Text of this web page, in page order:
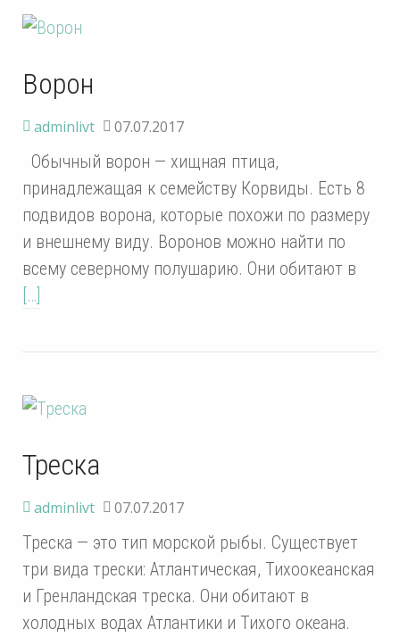
Ворон
adminlivt 07.07.2017
Обычный ворон — хищная птица,
принадлежащая к семейству Корвиды. Есть 8
подвидов ворона, которые похожи по размеру
и внешнему виду. Воронов можно найти по
всему северному полушарию. Они обитают в
[…]
Треска
adminlivt 07.07.2017
Треска — это тип морской рыбы. Существует
три вида трески: Атлантическая, Тихоокеанская
и Гренландская треска. Они обитают в
холодных водах Атлантики и Тихого океана.